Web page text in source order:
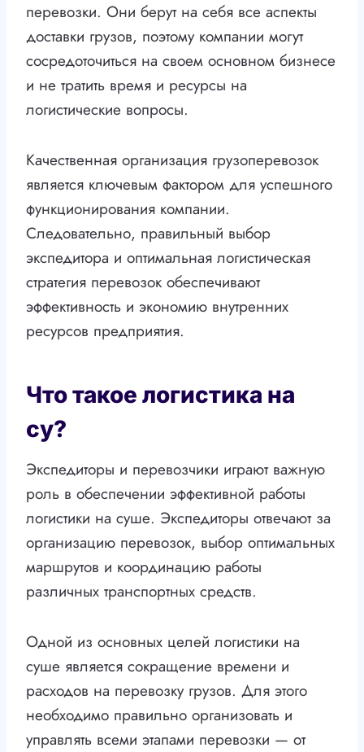
перевозки. Они берут на себя все аспекты
доставки грузов, поэтому компании могут
сосредоточиться на своем основном бизнесе
и не тратить время и ресурсы на
логистические вопросы.
Качественная организация грузоперевозок
является ключевым фактором для успешного
функционирования компании.
Следовательно, правильный выбор
экспедитора и оптимальная логистическая
стратегия перевозок обеспечивают
эффективность и экономию внутренних
ресурсов предприятия.
Что такое логистика на
су?
Экспедиторы и перевозчики играют важную
роль в обеспечении эффективной работы
логистики на суше. Экспедиторы отвечают за
организацию перевозок, выбор оптимальных
маршрутов и координацию работы
различных транспортных средств.
Одной из основных целей логистики на
суше является сокращение времени и
расходов на перевозку грузов. Для этого
необходимо правильно организовать и
управлять всеми этапами перевозки — от